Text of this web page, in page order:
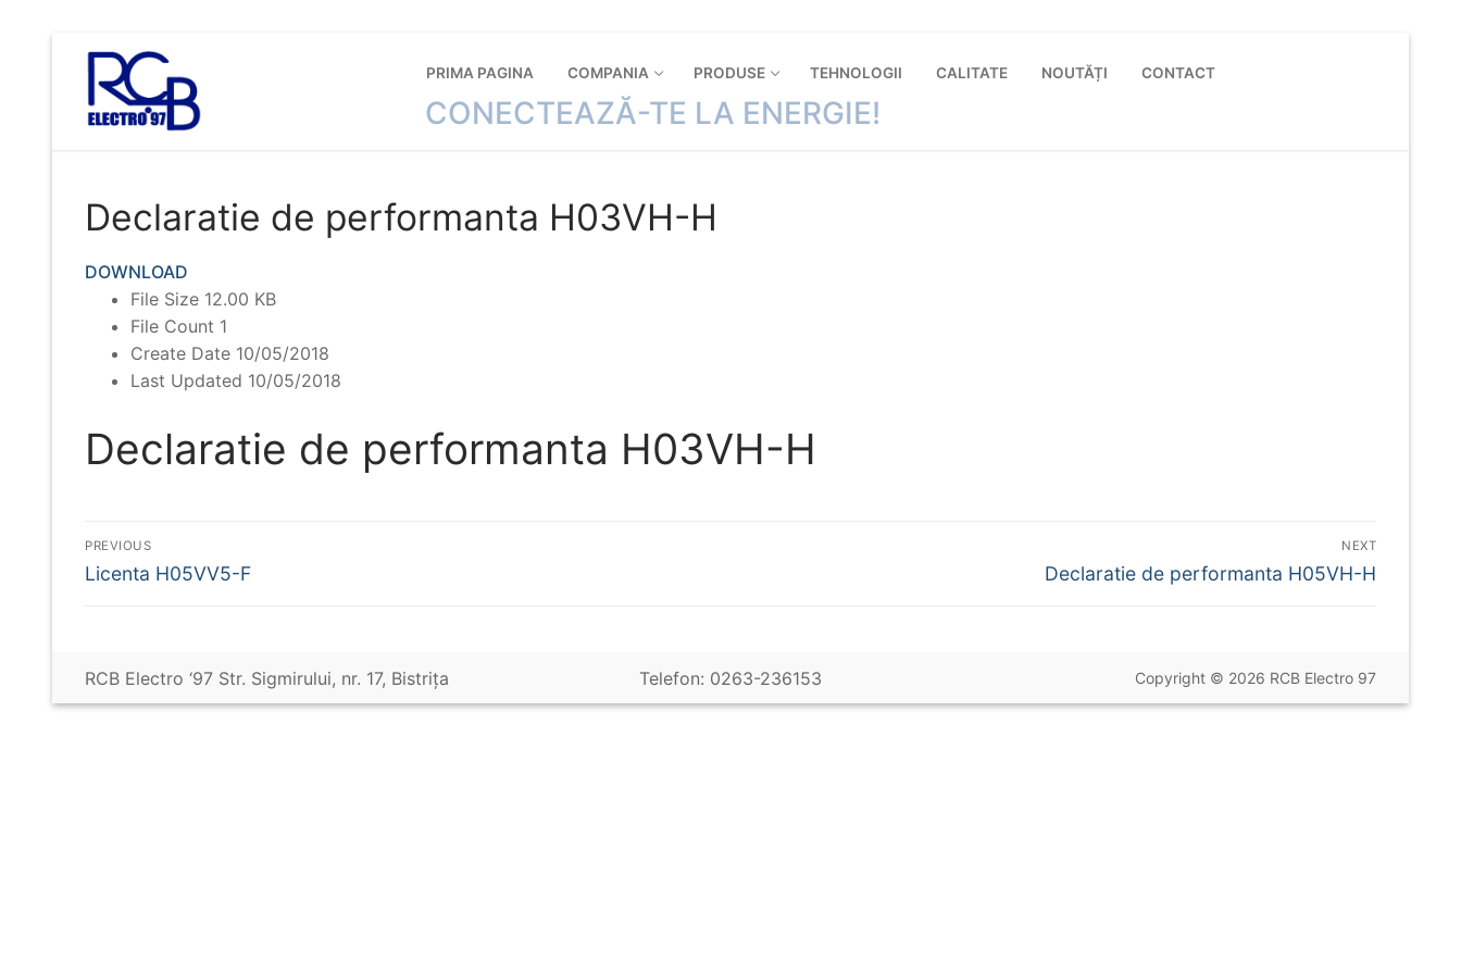
conținut
PRIMA PAGINA COMPANIA PRODUSE TEHNOLOGII CALITATE NOUTĂȚI CONTACT
CONECTEAZĂ-TE LA ENERGIE!
Declaratie de performanta H03VH-H
DOWNLOAD
File Size 12.00 KB
File Count 1
Create Date 10/05/2018
Last Updated 10/05/2018
Declaratie de performanta H03VH-H
Navigare
în
PREVIOUS
Previous
Licenta H05VV5-F
NEXT
Next
Declaratie de performanta H05VH-H
RCB Electro ‘97 Str. Sigmirului, nr. 17, Bistriţa Telefon: 0263-236153 Copyright © 2026 RCB Electro 97